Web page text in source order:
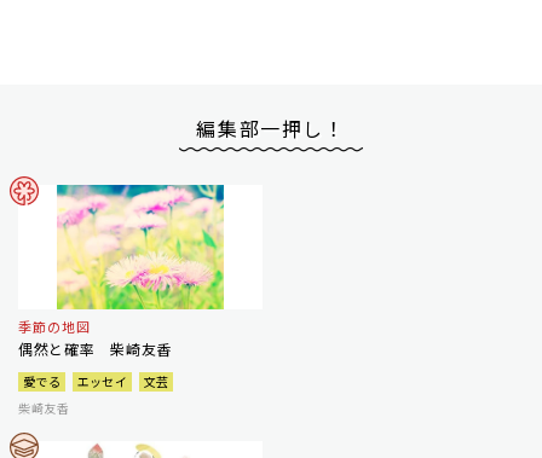
編集部一押し！
季節の地図
偶然と確率 柴崎友香
愛でる エッセイ
文芸
柴崎友香